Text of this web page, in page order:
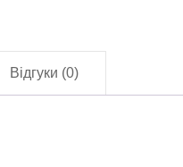
Відгуки (0)